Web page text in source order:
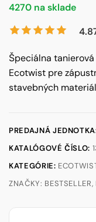
4270 na sklade
Špeciálna
Ecotwist pre
stavebných
PREDAJNÁ
KATALÓGOVÉ ČÍSLO:
KATEGÓRIE:
ZNAČKY: BESTSELLER,